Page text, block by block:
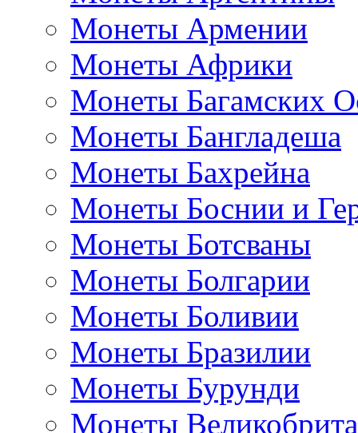
Монеты Армении
Монеты Африки
Монеты Багамских
Монеты Бангладеша
Монеты Бахрейна
Монеты Боснии и
Монеты Ботсваны
Монеты Болгарии
Монеты Боливии
Монеты Бразилии
Монеты Бурунди
Монеты